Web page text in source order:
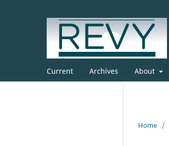
Current Archives About
Home /